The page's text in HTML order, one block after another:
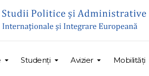
Studenți Avizier Mobilități